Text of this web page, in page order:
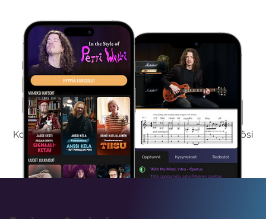
Kokeile Ilmaiseksi
Kokeilemalla ilmaiseksi saat koko sisältömme käyttöösi
viikon ajaksi.